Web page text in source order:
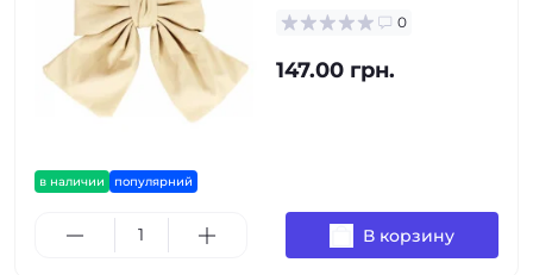
в наличии популярний
0
147.00 грн.
В корзину